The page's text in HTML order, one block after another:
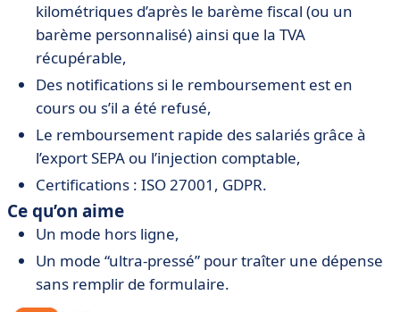
kilométriques d’après le barème fiscal (ou un
barème personnalisé) ainsi que la TVA
récupérable,
Des notifications si le remboursement est en
cours ou s’il a été refusé,
Le remboursement rapide des salariés grâce à
l’export SEPA ou l’injection comptable,
Certifications : ISO 27001, GDPR.
Ce qu’on aime
Un mode hors ligne,
Un mode “ultra-pressé” pour traîter une dépense
sans remplir de formulaire.